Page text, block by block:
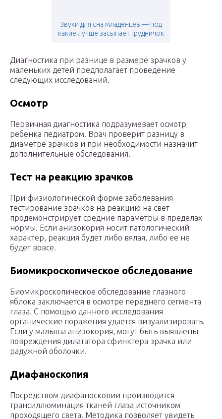
Звуки для сна младенцев — под
какие лучше засыпает грудничок
Диагностика при разнице в размере зрачков у
маленьких детей предполагает проведение
следующих исследований.
Осмотр
Первичная диагностика подразумевает осмотр
ребенка педиатром. Врач проверит разницу в
диаметре зрачков и при необходимости назначит
дополнительные обследования.
Тест на реакцию зрачков
При физиологической форме заболевания
тестирование зрачков на реакцию на свет
продемонстрирует средние параметры в пределах
нормы. Если анизокория носит патологический
характер, реакция будет либо вялая, либо ее не
будет вовсе.
Биомикроскопическое обследование
Биомикроскопическое обследование глазного
яблока заключается в осмотре переднего сегмента
глаза. С помощью данного исследования
органические поражения удается визуализировать.
Если у малыша анизокория, могут быть выявлены
повреждения дилататора сфинктера зрачка или
радужной оболочки.
Диафаноскопия
Посредством диафаноскопии производится
трансиллюминация тканей глаза источником
проходящего света. Методика позволяет увидеть